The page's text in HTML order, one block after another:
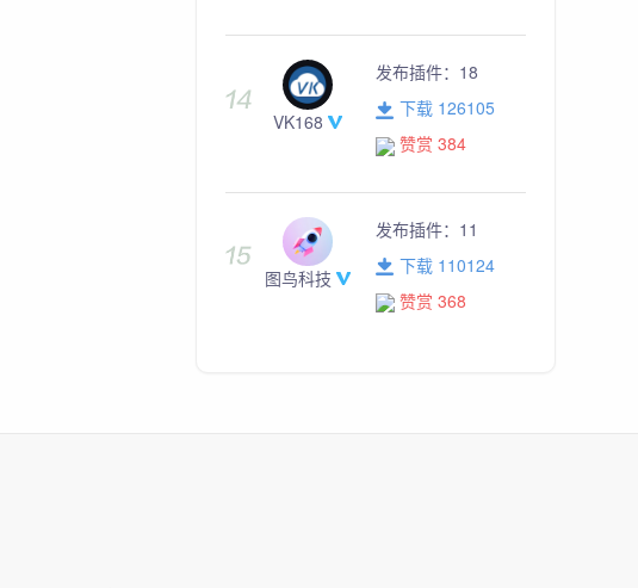
VK168
发布插件： 18
下载 126105
赞赏 384
图鸟科技
发布插件： 11
下载 110124
赞赏 368